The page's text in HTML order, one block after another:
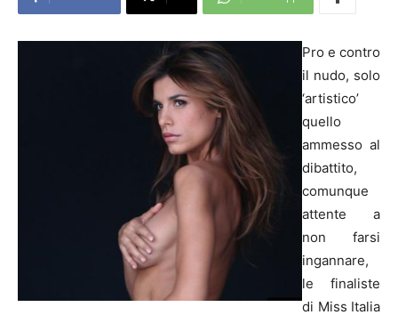
Pro e contro
il nudo, solo
‘artistico’
quello
ammesso al
dibattito,
comunque
attente a
non farsi
ingannare,
le finaliste
di Miss Italia